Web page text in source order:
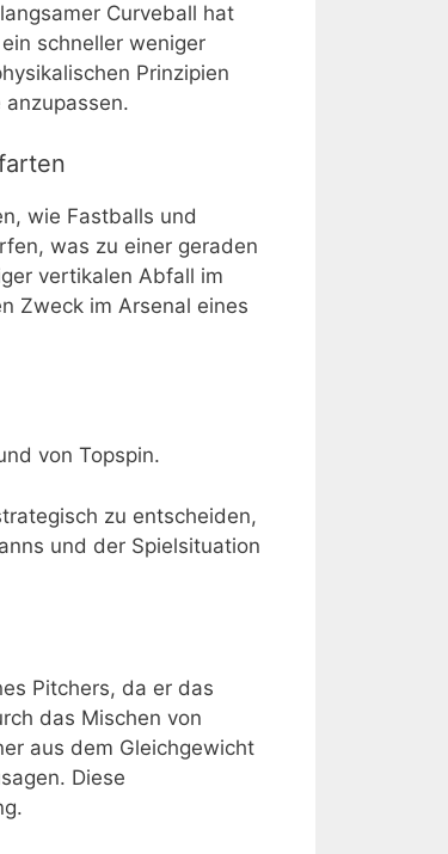
Curveball hat
schneller weniger
Prinzipien
wie Fastballs und
was zu einer geraden
vertikalen Abfall im
Zweck im Arsenal eines
von Topspin.
zu entscheiden,
und der Spielsituation
Pitchers, da er das
das Mischen von
aus dem Gleichgewicht
Diese